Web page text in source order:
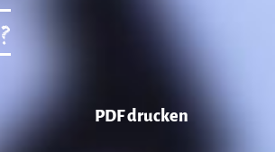
PDF drucken